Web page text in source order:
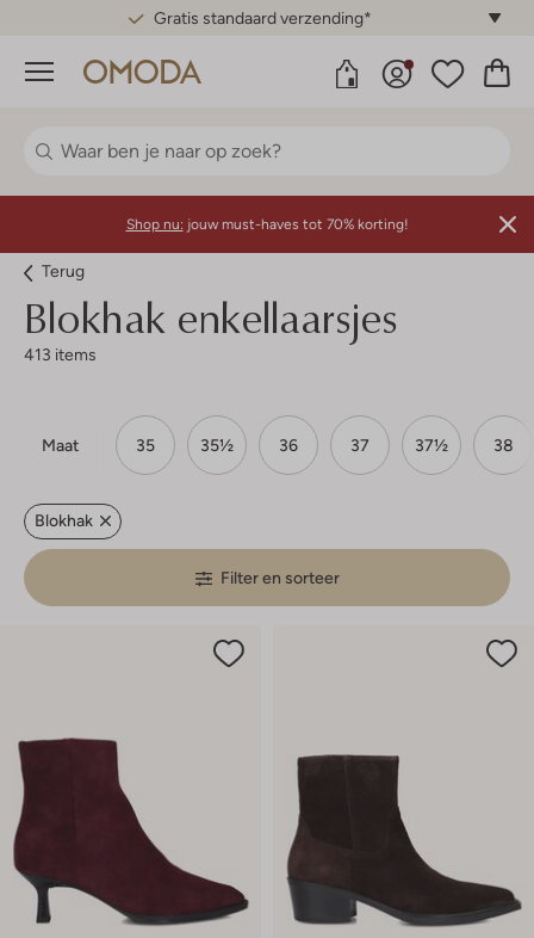
Gratis standaard verzending*
Menu
Shop nu: jouw must-haves tot 70% korting!
Terug
Blokhak enkellaarsjes
413 items
Maat 35 35½ 36 37 37½ 38
Blokhak
Filter en sorteer